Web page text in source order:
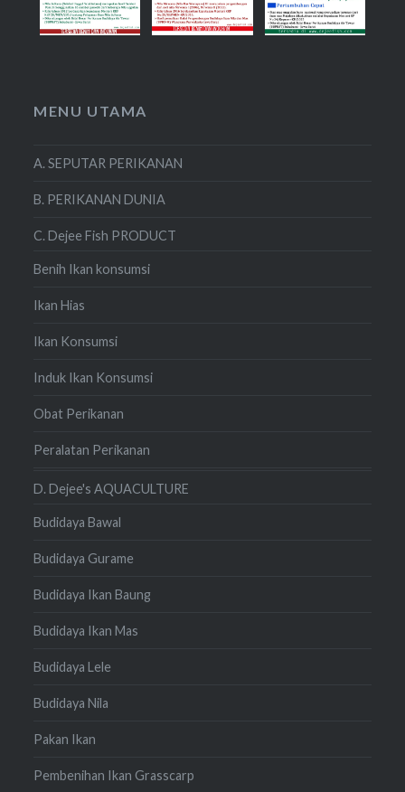
MENU UTAMA
A. SEPUTAR PERIKANAN
B. PERIKANAN DUNIA
C. Dejee Fish PRODUCT
Benih Ikan konsumsi
Ikan Hias
Ikan Konsumsi
Induk Ikan Konsumsi
Obat Perikanan
Peralatan Perikanan
D. Dejee's AQUACULTURE
Budidaya Bawal
Budidaya Gurame
Budidaya Ikan Baung
Budidaya Ikan Mas
Budidaya Lele
Budidaya Nila
Pakan Ikan
Pembenihan Ikan Grasscarp